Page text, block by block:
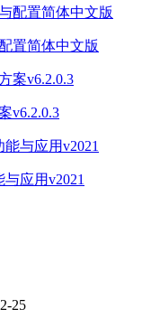
置简体中文版
v6.2.0.3
应用v2021
25